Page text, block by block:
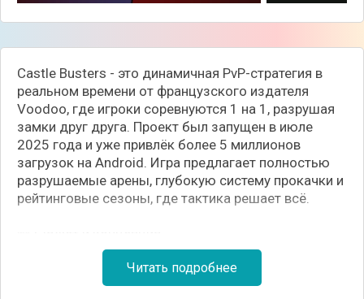
Castle Busters - это динамичная PvP-стратегия в
реальном времени от французского издателя
Voodoo, где игроки соревнуются 1 на 1, разрушая
замки друг друга. Проект был запущен в июле
2025 года и уже привлёк более 5 миллионов
загрузок на Android. Игра предлагает полностью
разрушаемые арены, глубокую систему прокачки и
рейтинговые сезоны, где тактика решает всё.
Чистая PvP-стратегия, где вы и соперник
одновременно пытаетесь превратить замок друг
друга в руины. Здесь нет ботов и затяжных матчей
Читать подробнее